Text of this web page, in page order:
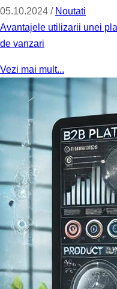
05.10.2024 / Noutati
Avantajele utilizarii unei
de vanzari
Vezi mai mult...